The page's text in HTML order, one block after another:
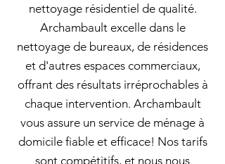
nettoyage résidentiel de qualité.
Archambault excelle dans le
nettoyage de bureaux, de résidences
et d'autres espaces commerciaux,
offrant des résultats irréprochables à
chaque intervention. Archambault
vous assure un service de ménage à
domicile fiable et efficace! Nos tarifs
sont compétitifs, et nous nous